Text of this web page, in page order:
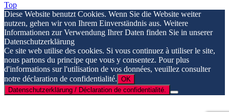
Top
Diese Website benutzt Cookies. Wenn Sie die Website weiter
nutzen, gehen wir von Ihrem Einverständnis aus. Weitere
Informationen zur Verwendung Ihrer Daten finden Sie in unserer
Datenschutzerklärung
Ce site web utilise des cookies. Si vous continuez à utiliser le site,
nous partons du principe que vous y consentez. Pour plus
d'informations sur l'utilisation de vos données, veuillez consulter
notre déclaration de confidentialité. OK
Datenschutzerklärung / Déclaration de confidentialité.